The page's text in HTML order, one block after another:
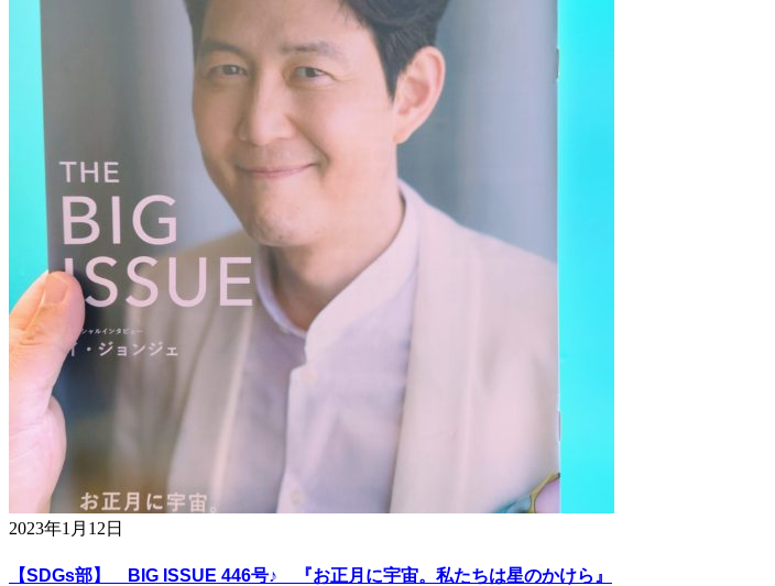
2023年1月12日
【SDGs部】 BIG ISSUE 446号♪ 『お正月に宇宙。私たちは星のかけら』